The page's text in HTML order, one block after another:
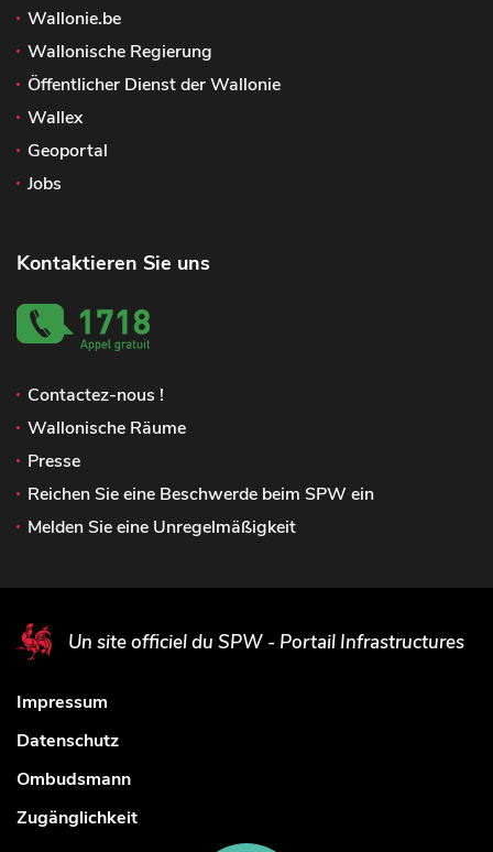
Wallonie.be
Wallonische Regierung
Öffentlicher Dienst der Wallonie
Wallex
Geoportal
Jobs
Kontaktieren Sie uns
Contactez-nous !
Wallonische Räume
Presse
Reichen Sie eine Beschwerde beim SPW ein
Melden Sie eine Unregelmäßigkeit
Un site officiel du SPW - Portail Infrastructures
Impressum
Datenschutz
Ombudsmann
Zugänglichkeit